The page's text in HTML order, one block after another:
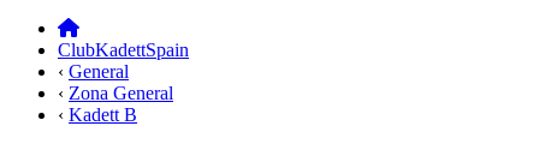
ClubKadettSpain
‹ General
‹ Zona General
‹ Kadett B